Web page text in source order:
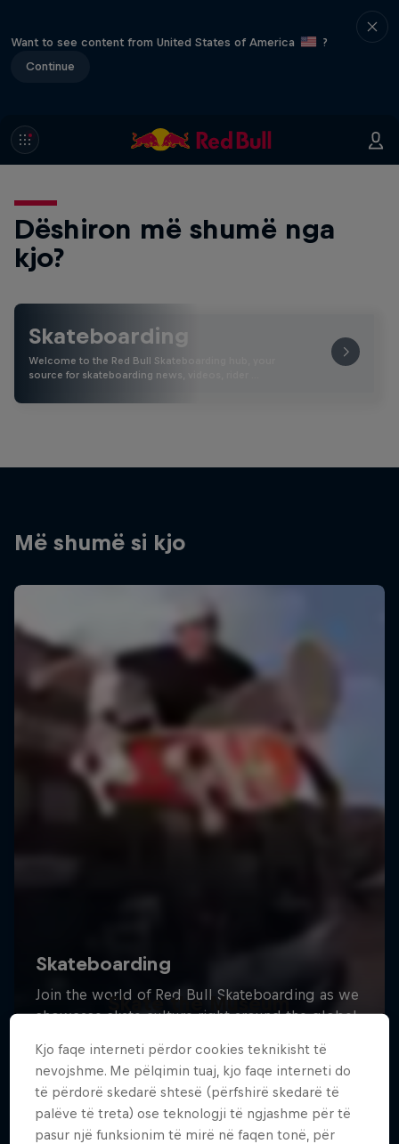
Want to see content from United States of America
?
Continue
Dëshiron më shumë nga
kjo?
Skateboarding
Welcome to the Red Bull Skateboarding hub, your
source for skateboarding news, videos, rider …
Më shumë si kjo
Skate the Museum
SKATEBOARDING
Kjo faqe interneti përdor cookies teknikisht të
nevojshme. Me pëlqimin tuaj, kjo faqe interneti do
të përdorë skedarë shtesë (përfshirë skedarë të
palëve të treta) ose teknologji të ngjashme për të
pasur një funksionim të mirë në faqen tonë, për